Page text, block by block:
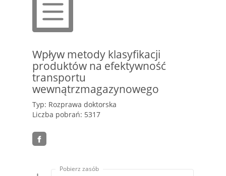
Wpływ metody klasyfikacji
produktów na efektywność
transportu
wewnątrzmagazynowego
Typ: Rozprawa doktorska
Liczba pobrań: 5317
Pobierz zasób